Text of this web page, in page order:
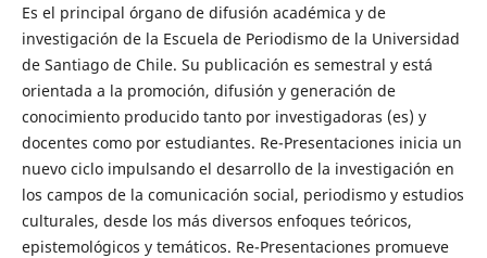
Es el principal órgano de difusión académica y de
investigación de la Escuela de Periodismo de la Universidad
de Santiago de Chile. Su publicación es semestral y está
orientada a la promoción, difusión y generación de
conocimiento producido tanto por investigadoras (es) y
docentes como por estudiantes. Re-Presentaciones inicia un
nuevo ciclo impulsando el desarrollo de la investigación en
los campos de la comunicación social, periodismo y estudios
culturales, desde los más diversos enfoques teóricos,
epistemológicos y temáticos. Re-Presentaciones promueve